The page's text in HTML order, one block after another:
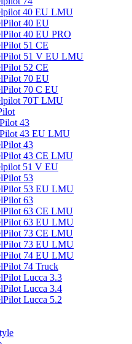
40 EU LMU
40 EU
40 EU PRO
51 CE
51 V EU LMU
52 CE
70 EU
70 C EU
70T LMU
43
43 EU LMU
43
43 CE LMU
51 V EU
53
53 EU LMU
63
63 CE LMU
63 EU LMU
73 CE LMU
73 EU LMU
74 EU LMU
74 Truck
Lucca 3.3
Lucca 3.4
Lucca 5.2